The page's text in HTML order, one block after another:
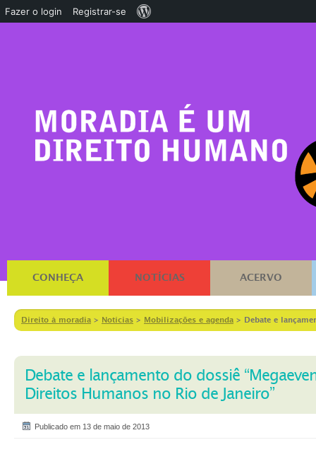
CONHEÇA NOTÍCIAS ACERVO
Direito à moradia > Notícias > Mobilizações e agenda > Debate e
Debate e lançamento do dossiê
Direitos Humanos no Rio de Janeiro”
Publicado em 13 de maio de 2013
Fazer o login Registrar-se